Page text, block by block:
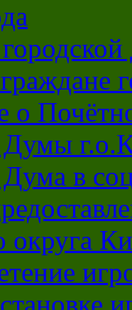
о
Думы
в
округа